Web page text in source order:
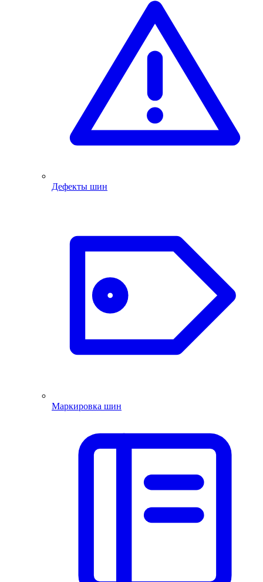
Дефекты шин
Маркировка шин